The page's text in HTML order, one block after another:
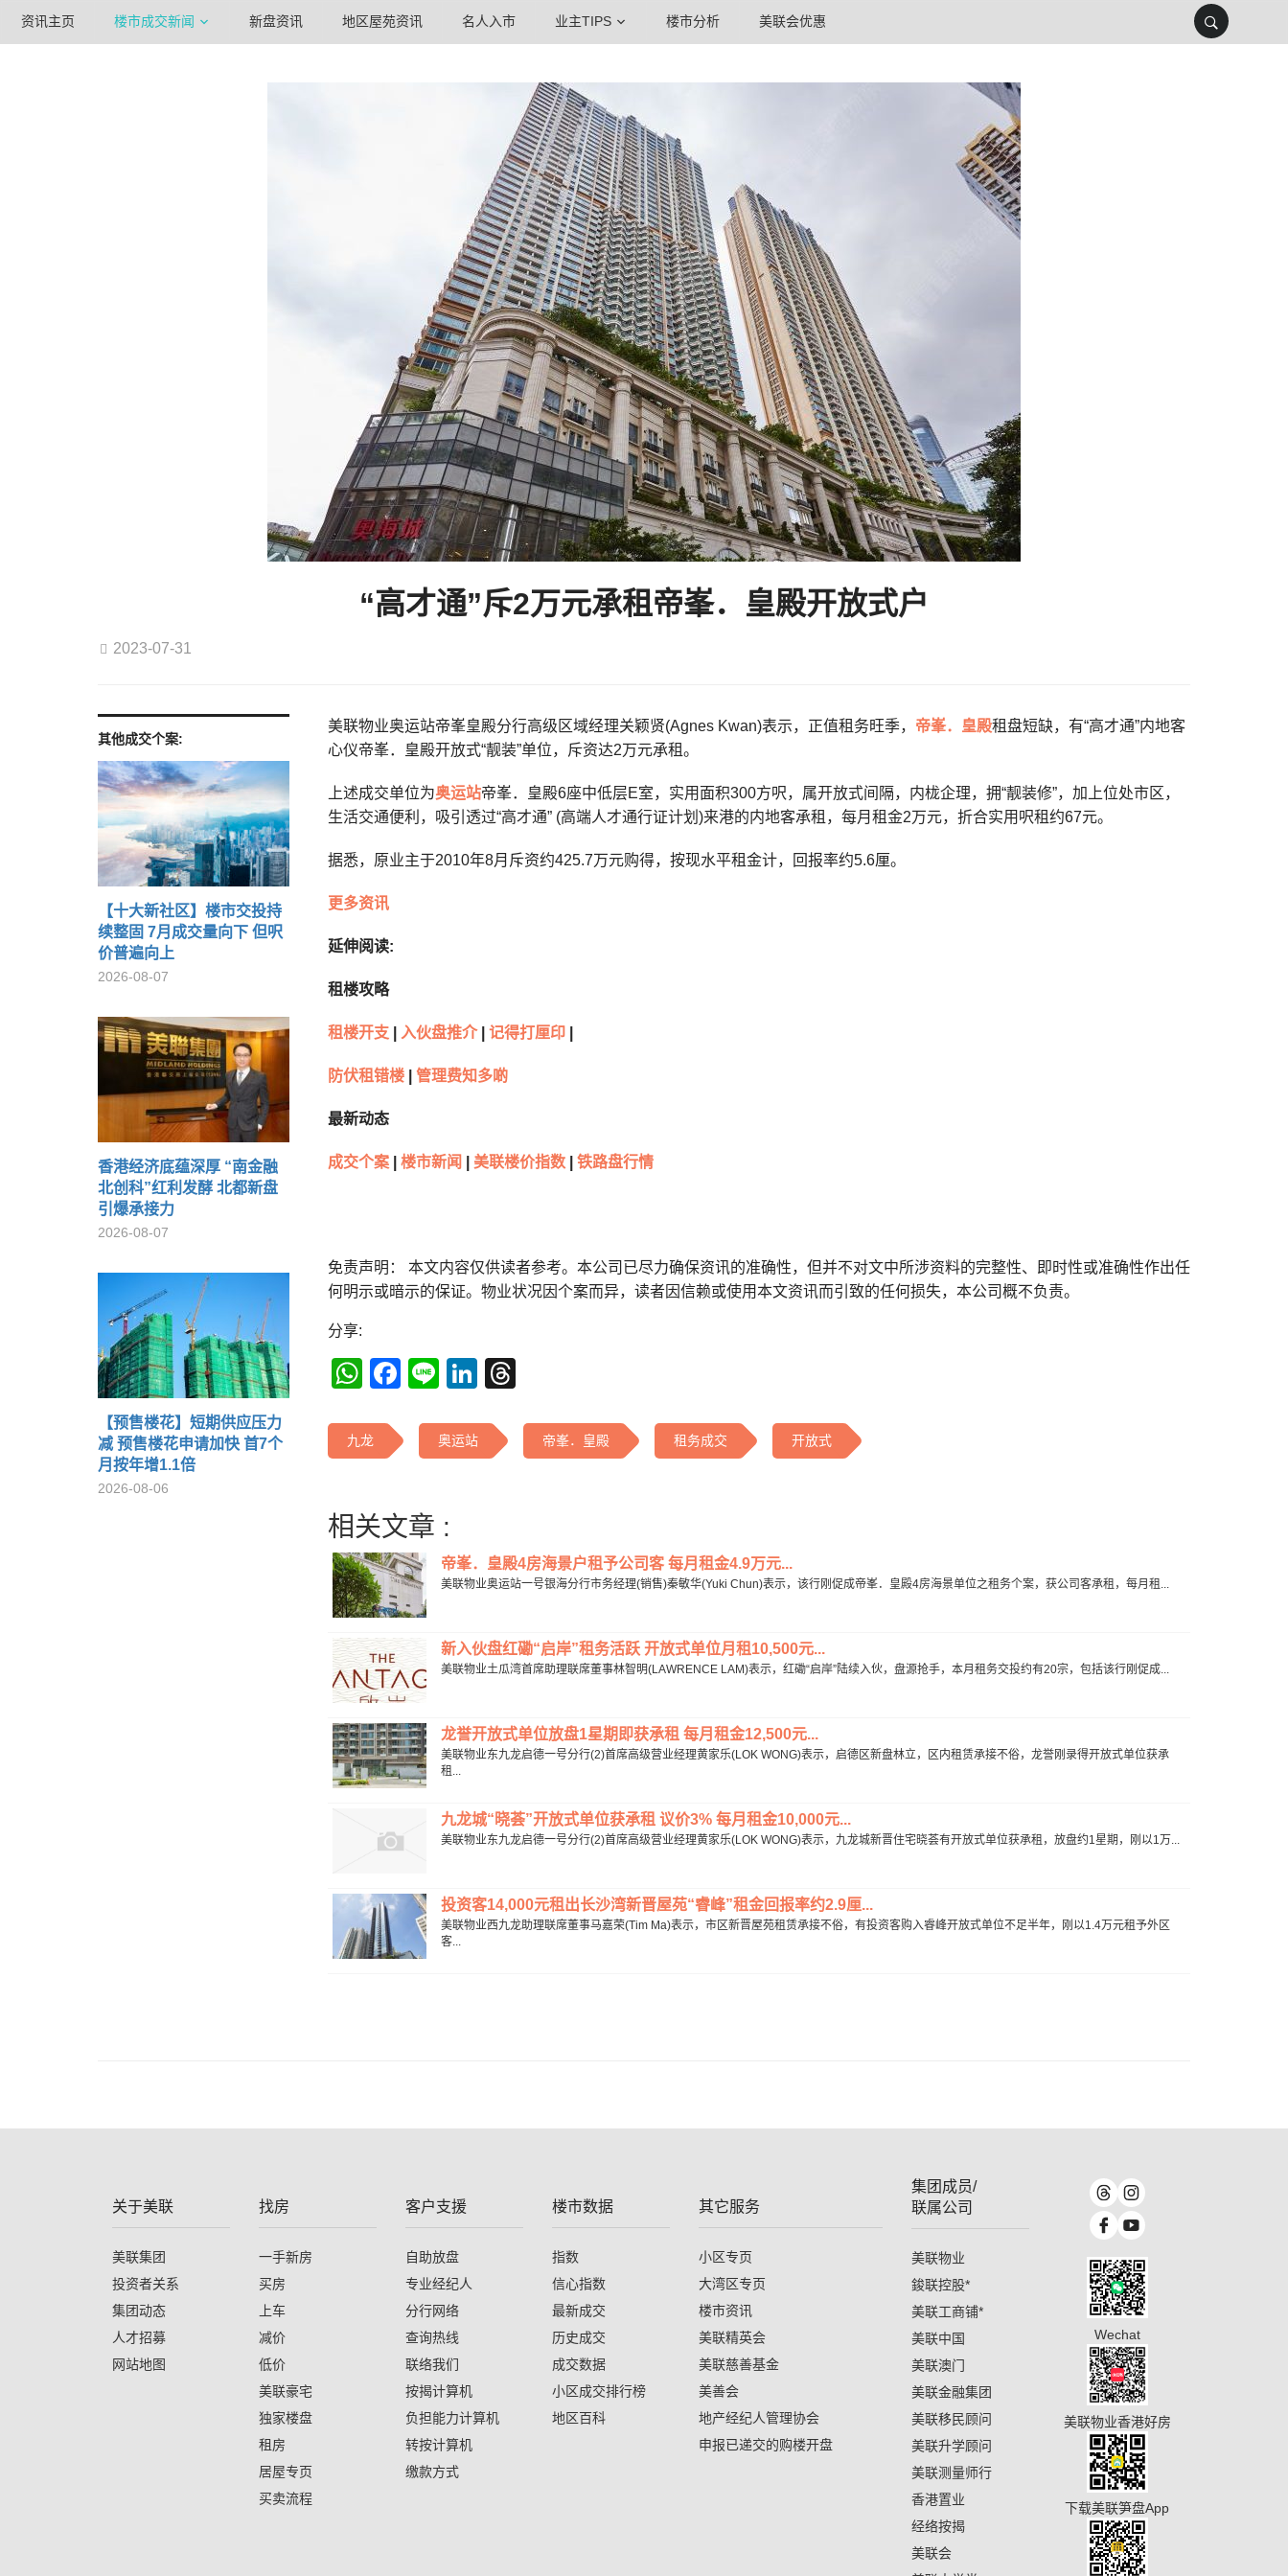
资讯主页 楼市成交新闻 新盘资讯 地区屋苑资讯 名人入市 业主TIPS 楼市分析 美联会优惠
“高才通”斥2万元承租帝峯．皇殿开放式户
2023-07-31
其他成交个案:
【十大新社区】楼市交投持
续整固 7月成交量向下 但呎
价普遍向上
2026-08-07
香港经济底蕴深厚 “南金融
北创科”红利发酵 北都新盘
引爆承接力
2026-08-07
【预售楼花】短期供应压力
减 预售楼花申请加快 首7个
月按年增1.1倍
2026-08-06
美联物业奥运站帝峯皇殿分行高级区域经理关颖贤(Agnes Kwan)表示，正值租务旺季， 帝峯．皇殿租盘短缺，有“高才通”内地客
心仪帝峯．皇殿开放式“靓装”单位，斥资达2万元承租。
上述成交单位为奥运站帝峯．皇殿6座中低层E室，实用面积300方呎，属开放式间隔，内栊企理，拥“靓装修”，加上位处市区，
生活交通便利，吸引透过“高才通” (高端人才通行证计划)来港的内地客承租，每月租金2万元，折合实用呎租约67元。
据悉，原业主于2010年8月斥资约425.7万元购得，按现水平租金计，回报率约5.6厘。
更多资讯
延伸阅读:
租楼攻略
租楼开支 入伙盘推介 记得打厘印
防伏租错楼 管理费知多啲
最新动态
成交个案 楼市新闻 美联楼价指数 铁路盘行情
免责声明： 本文内容仅供读者参考。本公司已尽力确保资讯的准确性，但并不对文中所涉资料的完整性、即时性或准确性作出任
何明示或暗示的保证。物业状况因个案而异，读者因信赖或使用本文资讯而引致的任何损失，本公司概不负责。
分享:
WhatsApp
Facebook
LineLinkedIn
九龙 奥运站 帝峯．皇殿 租务成交 开放式
相关文章 :
帝峯．皇殿4房海景户租予公司客 每月租金4.9万元...
美联物业奥运站一号银海分行市务经理(销售)秦敏华(Yuki Chun)表示，该行刚促成帝峯．皇殿4房海景单位之租务个案，获公司客承租，每月租...
新入伙盘红磡“启岸”租务活跃 开放式单位月租10,500元...
美联物业土瓜湾首席助理联席董事林智明(LAWRENCE LAM)表示，红磡“启岸”陆续入伙，盘源抢手，本月租务交投约有20宗，包括该行刚促成...
龙誉开放式单位放盘1星期即获承租 每月租金12,500元...
美联物业东九龙启德一号分行(2)首席高级营业经理黄家乐(LOK WONG)表示，启德区新盘林立，区内租赁承接不俗，龙誉刚录得开放式单位获承
租...
九龙城“晓荟”开放式单位获承租 议价3% 每月租金10,000元...
美联物业东九龙启德一号分行(2)首席高级营业经理黄家乐(LOK WONG)表示，九龙城新晋住宅晓荟有开放式单位获承租，放盘约1星期，刚以1万...
投资客14,000元租出长沙湾新晋屋苑“睿峰”租金回报率约2.9厘...
美联物业西九龙助理联席董事马嘉荣(Tim Ma)表示，市区新晋屋苑租赁承接不俗，有投资客购入睿峰开放式单位不足半年，刚以1.4万元租予外区
客...
关于美联
美联集团
投资者关系
集团动态
人才招募
网站地图
找房
一手新房
买房
上车
减价
低价
美联豪宅
独家楼盘
租房
居屋专页
买卖流程
客户支援
自助放盘
专业经纪人
分行网络
查询热线
联络我们
按揭计算机
负担能力计算机
转按计算机
缴款方式
楼市数据
指数
信心指数
最新成交
历史成交
成交数据
小区成交排行榜
地区百科
其它服务
小区专页
大湾区专页
楼市资讯
美联精英会
美联慈善基金
美善会
地产经纪人管理协会
申报已递交的购楼开盘
集团成员/
联属公司
美联物业
鋑联控股*
美联工商铺*
美联中国
美联澳门
美联金融集团
美联移民顾问
美联升学顾问
美联测量师行
香港置业
经络按揭
美联会
Wechat
美联物业香港好房
下载美联笋盘App